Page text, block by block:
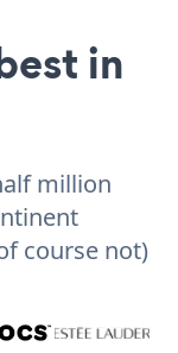
in
million
course not)